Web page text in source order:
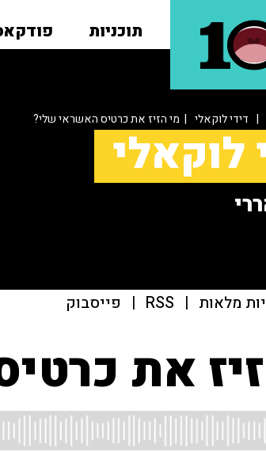
תוכניות
| דידי לוקאלי | מי הזיז את כרטיס האשראי שלי?
לוקאלי
מלאות |
RSS
| פייסבוק
את